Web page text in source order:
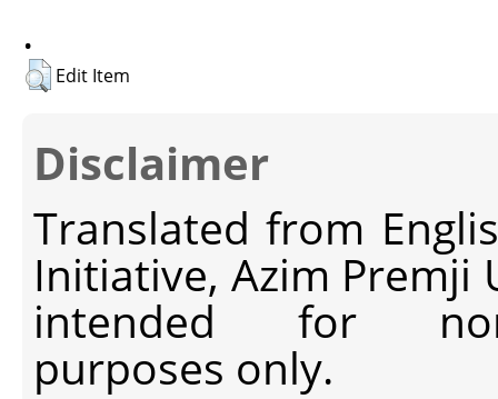
.
Edit Item
Disclaimer
Translated from
Initiative, Azim Premji
intended for non-
purposes only.